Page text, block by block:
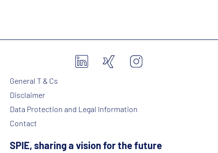
General T & Cs
Disclaimer
Data Protection and Legal Information
Contact
SPIE, sharing a vision for the future